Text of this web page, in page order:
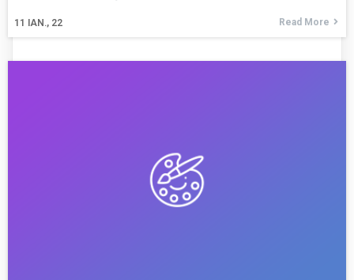
11 IAN., 22 Read More